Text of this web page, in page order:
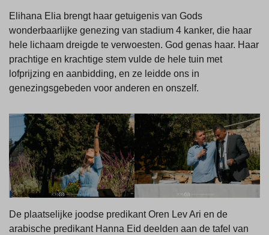
Elihana Elia brengt haar getuigenis van Gods
wonderbaarlijke genezing van stadium 4 kanker, die haar
hele lichaam dreigde te verwoesten. God genas haar. Haar
prachtige en krachtige stem vulde de hele tuin met
lofprijzing en aanbidding, en ze leidde ons in
genezingsgebeden voor anderen en onszelf.
De plaatselijke joodse predikant Oren Lev Ari en de
arabische predikant Hanna Eid deelden aan de tafel van